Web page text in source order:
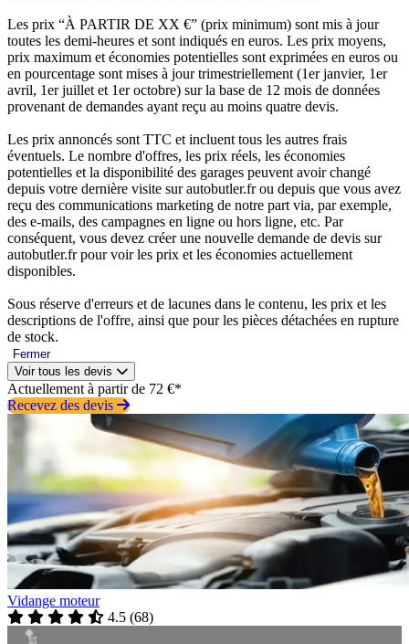
Les prix “À PARTIR DE XX €” (prix minimum) sont mis à jour
toutes les demi-heures et sont indiqués en euros. Les prix moyens,
prix maximum et économies potentielles sont exprimées en euros ou
en pourcentage sont mises à jour trimestriellement (1er janvier, 1er
avril, 1er juillet et 1er octobre) sur la base de 12 mois de données
provenant de demandes ayant reçu au moins quatre devis.
Les prix annoncés sont TTC et incluent tous les autres frais
éventuels. Le nombre d'offres, les prix réels, les économies
potentielles et la disponibilité des garages peuvent avoir changé
depuis votre dernière visite sur autobutler.fr ou depuis que vous avez
reçu des communications marketing de notre part via, par exemple,
des e-mails, des campagnes en ligne ou hors ligne, etc. Par
conséquent, vous devez créer une nouvelle demande de devis sur
autobutler.fr pour voir les prix et les économies actuellement
disponibles.
Sous réserve d'erreurs et de lacunes dans le contenu, les prix et les
descriptions de l'offre, ainsi que pour les pièces détachées en rupture
de stock.
Fermer
Voir tous les devis
Actuellement à partir de 72 €*
Recevez des devis
Vidange moteur
4.5 (68)